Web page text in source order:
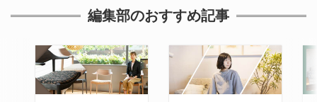
編集部のおすすめ記事